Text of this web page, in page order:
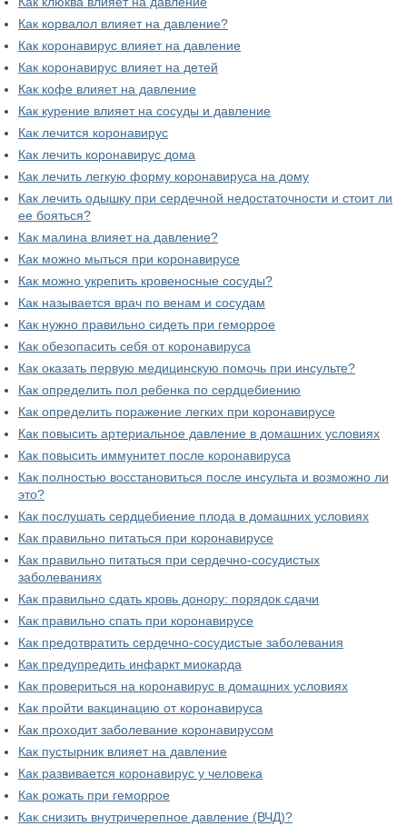
Как корвалол влияет на давление?
Как коронавирус влияет на давление
Как коронавирус влияет на детей
Как кофе влияет на давление
Как курение влияет на сосуды и давление
Как лечится коронавирус
Как лечить коронавирус дома
Как лечить легкую форму коронавируса на дому
Как лечить одышку при сердечной недостаточности и стоит ли
ее бояться?
Как малина влияет на давление?
Как можно мыться при коронавирусе
Как можно укрепить кровеносные сосуды?
Как называется врач по венам и сосудам
Как нужно правильно сидеть при геморрое
Как обезопасить себя от коронавируса
Как оказать первую медицинскую помочь при инсульте?
Как определить пол ребенка по сердцебиению
Как определить поражение легких при коронавирусе
Как повысить артериальное давление в домашних условиях
Как повысить иммунитет после коронавируса
Как полностью восстановиться после инсульта и возможно ли
это?
Как послушать сердцебиение плода в домашних условиях
Как правильно питаться при коронавирусе
Как правильно питаться при сердечно-сосудистых
заболеваниях
Как правильно сдать кровь донору: порядок сдачи
Как правильно спать при коронавирусе
Как предотвратить сердечно-сосудистые заболевания
Как предупредить инфаркт миокарда
Как провериться на коронавирус в домашних условиях
Как пройти вакцинацию от коронавируса
Как проходит заболевание коронавирусом
Как пустырник влияет на давление
Как развивается коронавирус у человека
Как рожать при геморрое
Как снизить внутричерепное давление (ВЧД)?